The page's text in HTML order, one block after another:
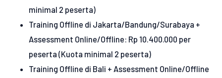
minimal 2 peserta)
Training Offline di Jakarta/Bandung/Surabaya +
Assessment Online/Offline: Rp 10.400.000 per
peserta (Kuota minimal 2 peserta)
Training Offline di Bali + Assessment Online/Offline